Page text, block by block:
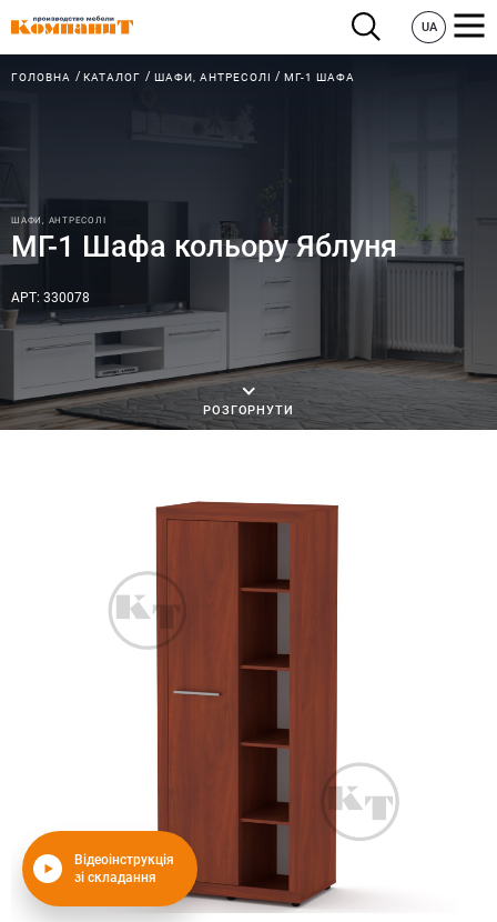
UA
ГОЛОВНА КАТАЛОГ ШАФИ, АНТРЕСОЛІ МГ-1 ШАФА
ШАФИ, АНТРЕСОЛІ
МГ-1 Шафа кольору Яблуня
АРТ: 330078
РОЗГОРНУТИ
Відеоінструкція
зі складання